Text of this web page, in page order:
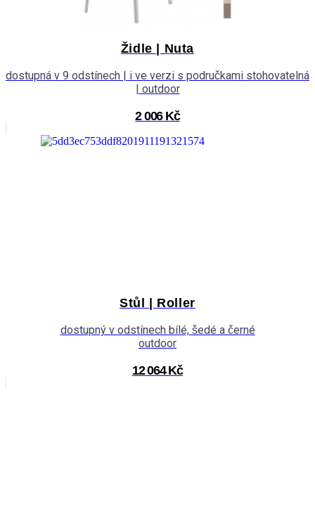
Židle | Nuta
dostupná v 9 odstínech | i ve verzi s područkami stohovatelná
| outdoor
2 006 Kč
Stůl | Roller
dostupný v odstínech bílé, šedé a černé
outdoor
12 064 Kč